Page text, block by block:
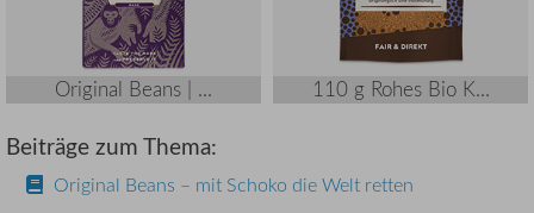
Original Beans | ... 110 g Rohes Bio K...
Beiträge zum Thema:
Original Beans – mit Schoko die Welt retten